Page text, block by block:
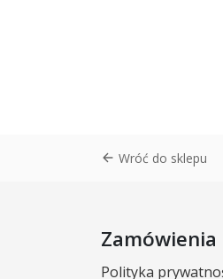
Wróć do sklepu
Zamówienia
Polityka